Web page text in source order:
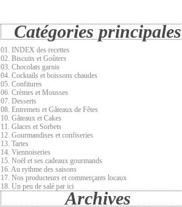
Catégories principales
01. INDEX des recettes
02. Biscuits et Goûters
03. Chocolats garnis
04. Cocktails et boissons chaudes
05. Confitures
06. Crèmes et Mousses
07. Desserts
08. Entremets et Gâteaux de Fêtes
10. Gâteaux et Cakes
11. Glaces et Sorbets
12. Gourmandises et confiseries
13. Tartes
14. Viennoiseries
15. Noël et ses cadeaux gourmands
16. Au rythme des saisons
17. Nos producteurs et commerçants locaux
18. Un peu de salé par ici
Archives